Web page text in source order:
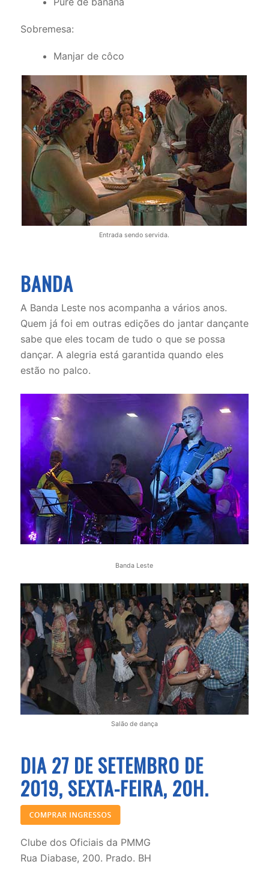
Sobremesa:
Manjar de côco
Entrada sendo servida.
BANDA
A Banda Leste nos acompanha a vários anos.
Quem já foi em outras edições do jantar dançante
sabe que eles tocam de tudo o que se possa
dançar. A alegria está garantida quando eles
estão no palco.
Banda Leste
Salão de dança
DIA 27 DE SETEMBRO DE
2019, SEXTA-FEIRA, 20H.
Clube dos Oficiais da PMMG
Rua Diabase, 200. Prado. BH